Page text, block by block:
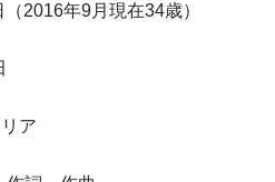
2016年9月現在34歳）
ア